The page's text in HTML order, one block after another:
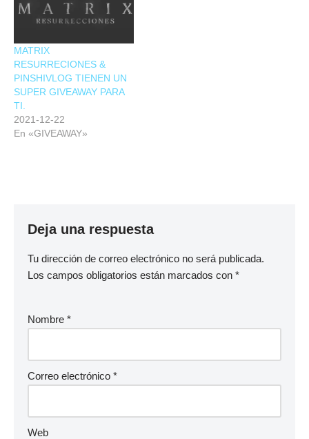
MATRIX
RESURRECIONES &
PINSHIVLOG TIENEN UN
SUPER GIVEAWAY PARA
TI.
2021-12-22
En «GIVEAWAY»
Deja una respuesta
Tu dirección de correo electrónico no será publicada.
Los campos obligatorios están marcados con *
Nombre *
Correo electrónico *
Web